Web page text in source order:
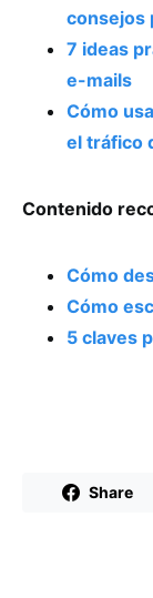
consejos
7 ideas
e-mails
Cómo
el tráfico
Contenido
Cómo
Cómo
5 claves
Share